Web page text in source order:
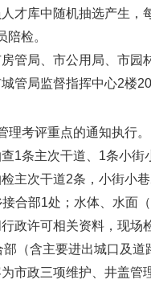
才库中随机抽选产生
检。
管局、市公用局、市园
管局监督指挥中心2楼
理考评重点的通知执行。
1条主次干道、1条小
主次干道2条，小街小
合部1处；水体、水面
政许可相关资料，现
（含主要进出城口及道
市政三项维护、井盖